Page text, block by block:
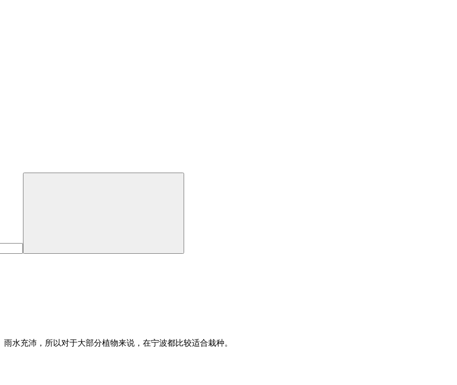
水充沛，所以对于大部分植物来说，在宁波都比较适合栽种。